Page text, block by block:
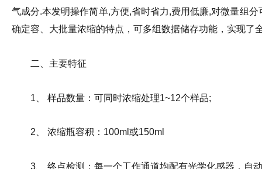
气成分.本发明操作简单,方便,省时省力,费用低廉,对微量组
确定容、大批量浓缩的特点，可多组数据储存功能，实现
二、主要特征
1、 样品数量：可同时浓缩处理1~12个样品;
2、 浓缩瓶容积：100ml或150ml
3、 终点检测：每一个工作通道均配有光学化感器，自